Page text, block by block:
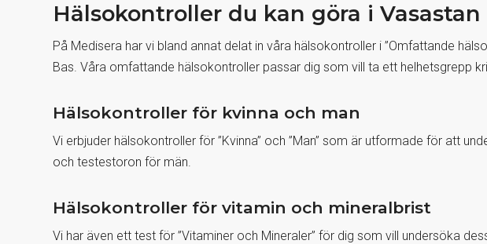
Hälsokontroller du kan göra i Vasastan
På Medisera har vi bland annat delat in våra hälsokontroller i ”Omfattande
Bas. Våra omfattande hälsokontroller passar dig som vill ta ett helhetsgrepp
Hälsokontroller för kvinna och man
Vi erbjuder hälsokontroller för ”Kvinna” och ”Man” som är utformade för att
och testestoron för män.
Hälsokontroller för vitamin och mineralbrist
Vi har även ett test för ”Vitaminer och Mineraler” för dig som vill undersöka